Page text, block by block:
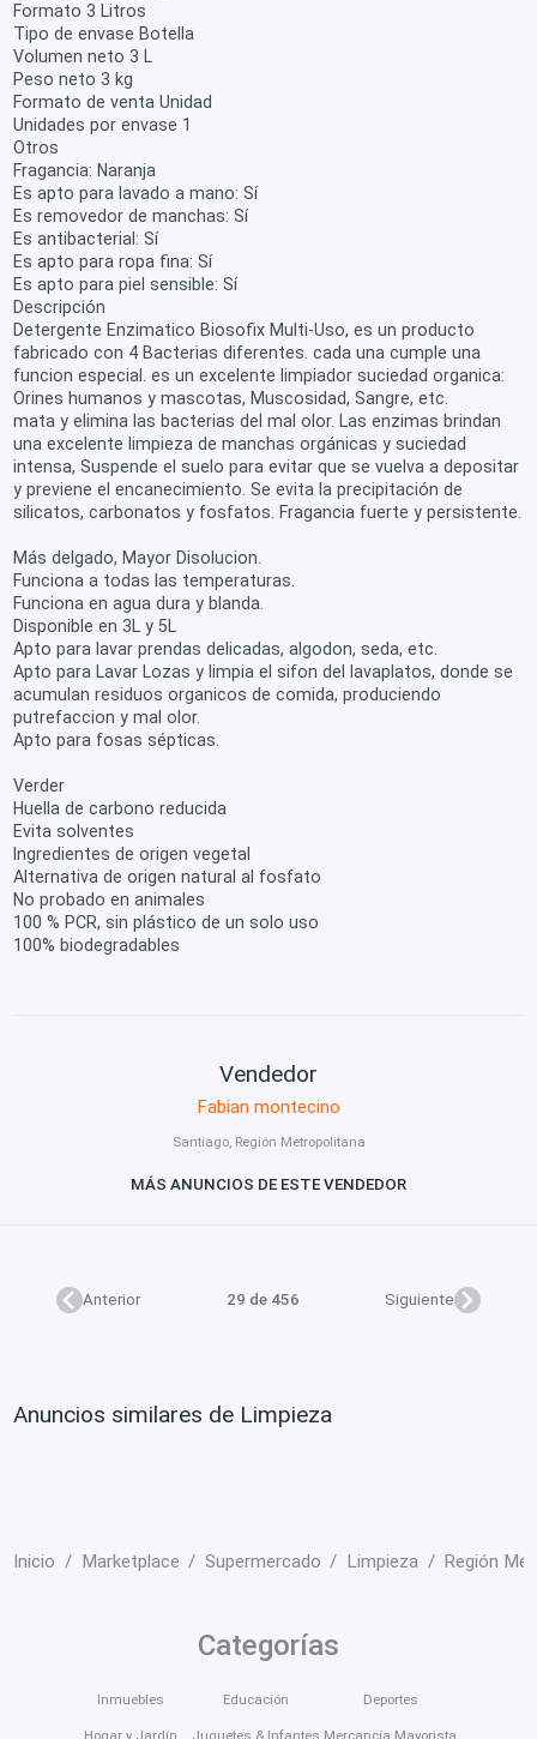
Formato 3 Litros
Tipo de envase Botella
Volumen neto 3 L
Peso neto 3 kg
Formato de venta Unidad
Unidades por envase 1
Otros
Fragancia: Naranja
Es apto para lavado a mano: Sí
Es removedor de manchas: Sí
Es antibacterial: Sí
Es apto para ropa fina: Sí
Es apto para piel sensible: Sí
Descripción
Detergente Enzimatico Biosofix Multi-Uso, es un producto
fabricado con 4 Bacterias diferentes. cada una cumple una
funcion especial. es un excelente limpiador suciedad organica:
Orines humanos y mascotas, Muscosidad, Sangre, etc.
mata y elimina las bacterias del mal olor. Las enzimas brindan
una excelente limpieza de manchas orgánicas y suciedad
intensa, Suspende el suelo para evitar que se vuelva a depositar
y previene el encanecimiento. Se evita la precipitación de
silicatos, carbonatos y fosfatos. Fragancia fuerte y persistente.
Más delgado, Mayor Disolucion.
Funciona a todas las temperaturas.
Funciona en agua dura y blanda.
Disponible en 3L y 5L
Apto para lavar prendas delicadas, algodon, seda, etc.
Apto para Lavar Lozas y limpia el sifon del lavaplatos, donde se
acumulan residuos organicos de comida, produciendo
putrefaccion y mal olor.
Apto para fosas sépticas.
Verder
Huella de carbono reducida
Evita solventes
Ingredientes de origen vegetal
Alternativa de origen natural al fosfato
No probado en animales
100 % PCR, sin plástico de un solo uso
100% biodegradables
Vendedor
Fabian montecino
Santiago, Región Metropolitana
MÁS ANUNCIOS DE ESTE VENDEDOR
Anterior 29 de 456 Siguiente
Anuncios similares de Limpieza
Inicio Marketplace Supermercado Limpieza Región
Categorías
Inmuebles
Hogar y Jardín
Educación
Juguetes & Infantes
Deportes
Mercancía Mayorista